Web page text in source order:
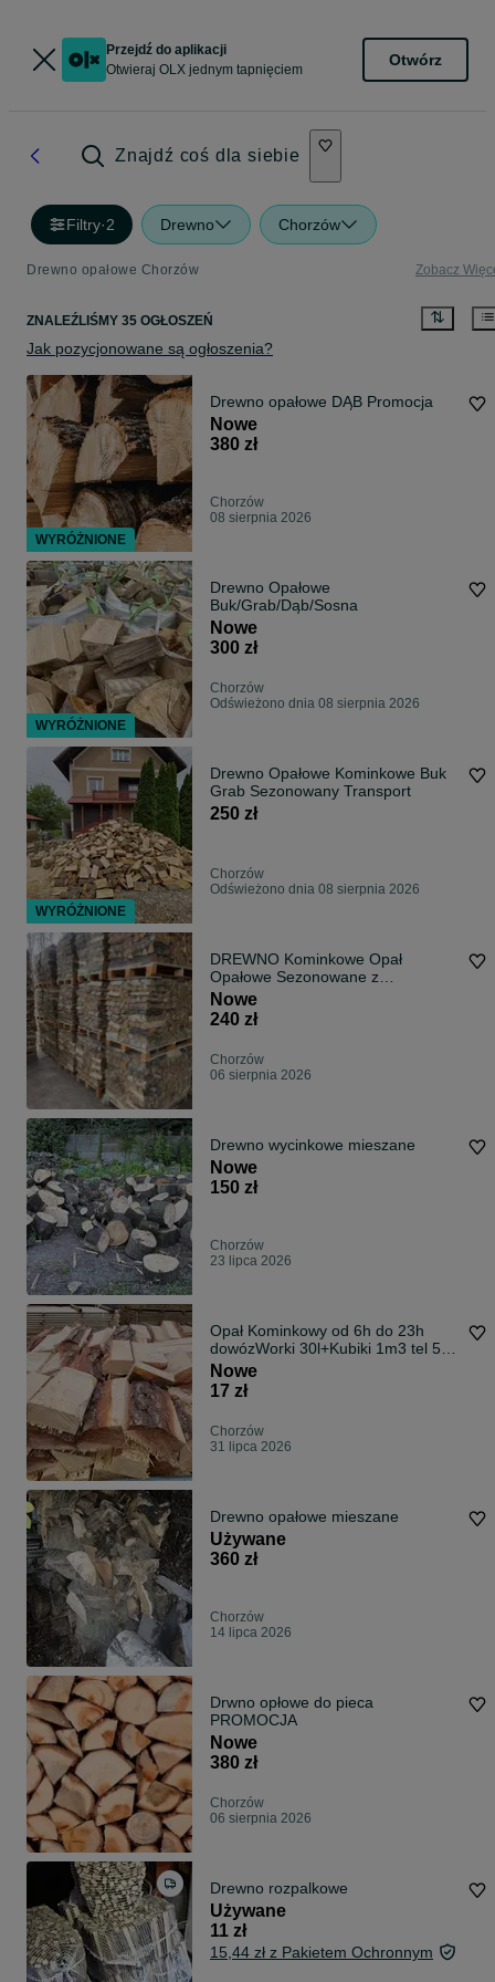
Przejdź do aplikacji
Otwieraj OLX jednym tapnięciem
Otwórz
Znajdź coś dla siebie
Filtry·2 Drewno Chorzów
Drewno opałowe Chorzów Zobacz
ZNALEŹLIŚMY 35 OGŁOSZEŃ
Jak pozycjonowane są ogłoszenia?
Drewno opałowe DĄB Promocja
Nowe
380 zł
Chorzów
08 sierpnia 2026
Drewno Opałowe
Buk/Grab/Dąb/Sosna
Nowe
300 zł
Chorzów
Odświeżono dnia 08 sierpnia 2026
Drewno Opałowe Kominkowe Buk
Grab Sezonowany Transport
250 zł
Chorzów
Odświeżono dnia 08 sierpnia 2026
DREWNO Kominkowe Opał
Opałowe Sezonowane z
Transportem TANIO
Nowe
240 zł
Chorzów
06 sierpnia 2026
Drewno wycinkowe mieszane
Nowe
150 zł
Chorzów
23 lipca 2026
Opał Kominkowy od 6h do 23h
dowózWorki 30l+Kubiki 1m3 tel 517
-048-172
Nowe
17 zł
Chorzów
31 lipca 2026
Drewno opałowe mieszane
Używane
360 zł
Chorzów
14 lipca 2026
Drwno opłowe do pieca
PROMOCJA
Nowe
380 zł
Chorzów
06 sierpnia 2026
Drewno rozpalkowe
Używane
11 zł
15,44 zł z Pakietem Ochronnym
WYRÓŻNIONE
WYRÓŻNIONE
WYRÓŻNIONE